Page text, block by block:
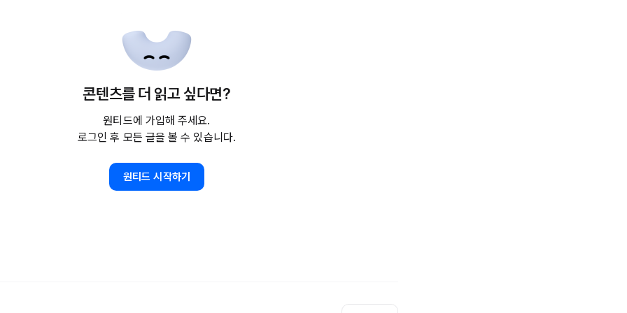
콘텐츠를 더 읽고 싶다면?
원티드에 가입해 주세요.
로그인 후 모든 글을 볼 수 있습니다.
원티드 시작하기